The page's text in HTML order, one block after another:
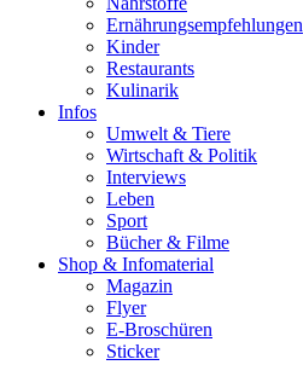
Ernährungsempfehlungen
Kinder
Restaurants
Kulinarik
Infos
Umwelt & Tiere
Wirtschaft & Politik
Interviews
Leben
Sport
Bücher & Filme
Shop & Infomaterial
Magazin
Flyer
E-Broschüren
Sticker